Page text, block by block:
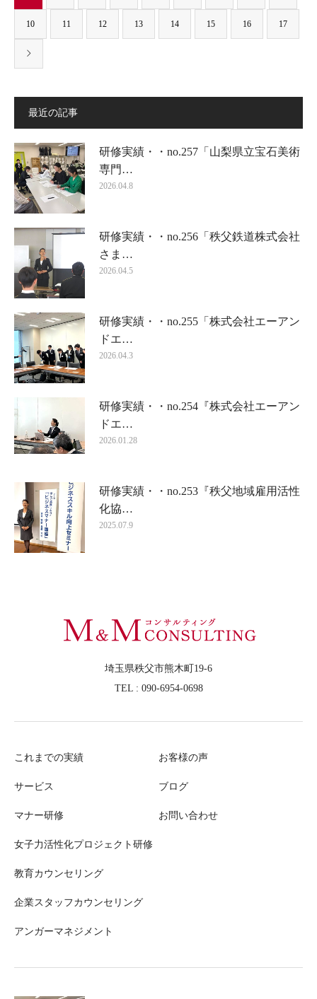
10 11 12 13 14 15 16 17
最近の記事
研修実績・・no.257「山梨県立宝石美術
専門…
2026.04.8
研修実績・・no.256「秩父鉄道株式会社
さま…
2026.04.5
研修実績・・no.255「株式会社エーアン
ドエ…
2026.04.3
研修実績・・no.254『株式会社エーアン
ドエ…
2026.01.28
研修実績・・no.253『秩父地域雇用活性
化協…
2025.07.9
埼玉県秩父市熊木町19-6
TEL : 090-6954-0698
これまでの実績
サービス
マナー研修
女子力活性化プロジェクト研修
教育カウンセリング
企業スタッフカウンセリング
アンガーマネジメント
お客様の声
ブログ
お問い合わせ